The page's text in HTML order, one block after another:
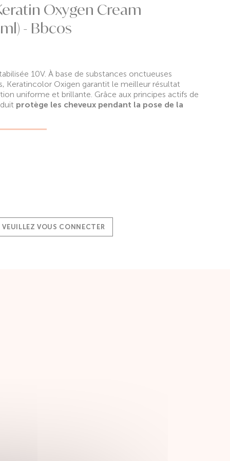
Oxygen Cream
- Bbcos
10V. À base de substances onctueuses
Keratincolor Oxigen garantit le meilleur résultat
uniforme et brillante. Grâce aux principes actifs de
protège les cheveux pendant la pose de la
VEUILLEZ VOUS CONNECTER